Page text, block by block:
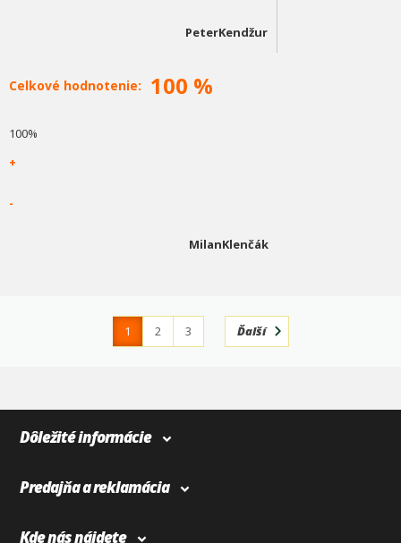
PeterKendžur
Celkové hodnotenie: 100 %
100%
+
-
MilanKlenčák
1 2
3
Ďalší
Dôležité informácie
Predajňa a reklamácia
Kde nás nájdete